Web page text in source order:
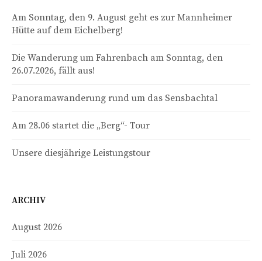
Am Sonntag, den 9. August geht es zur Mannheimer
Hütte auf dem Eichelberg!
Die Wanderung um Fahrenbach am Sonntag, den
26.07.2026, fällt aus!
Panoramawanderung rund um das Sensbachtal
Am 28.06 startet die „Berg“- Tour
Unsere diesjährige Leistungstour
ARCHIV
August 2026
Juli 2026